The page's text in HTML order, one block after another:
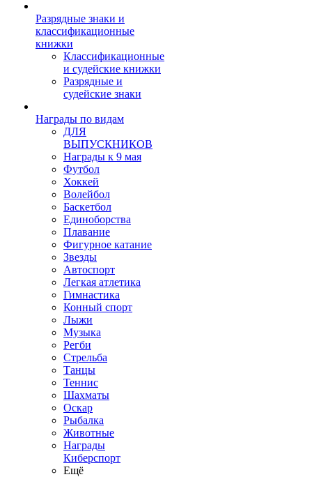
Разрядные знаки и
классификационные
книжки
Классификационные
и судейские книжки
Разрядные и
судейские знаки
Награды по видам
ДЛЯ
ВЫПУСКНИКОВ
Награды к 9 мая
Футбол
Хоккей
Волейбол
Баскетбол
Единоборства
Плавание
Фигурное катание
Звезды
Автоспорт
Легкая атлетика
Гимнастика
Конный спорт
Лыжи
Музыка
Регби
Стрельба
Танцы
Теннис
Шахматы
Оскар
Рыбалка
Животные
Награды
Киберспорт
Ещё